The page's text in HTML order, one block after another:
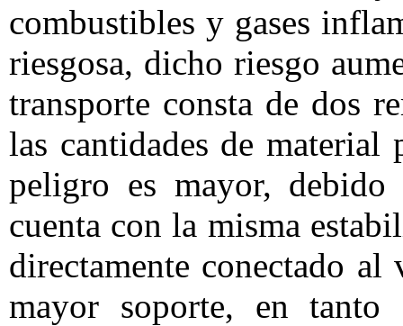
combustibles y gases
riesgosa, dicho riesgo
transporte consta de dos
las cantidades de
peligro es mayor,
cuenta con la misma
directamente conectado
mayor soporte, en tanto